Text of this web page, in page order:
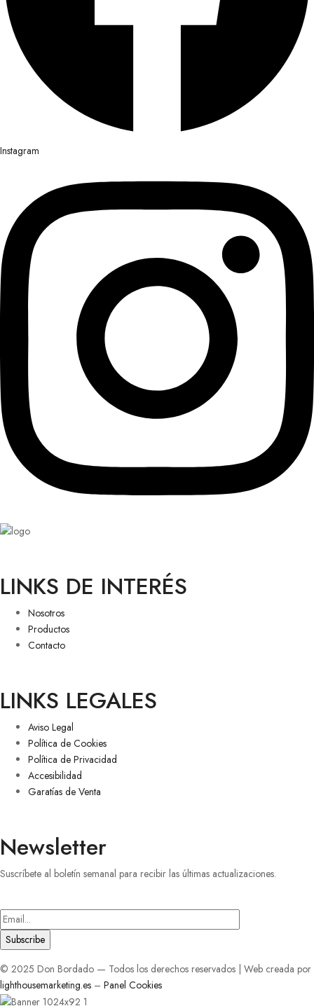
Instagram
LINKS DE INTERÉS
Nosotros
Productos
Contacto
LINKS LEGALES
Aviso Legal
Política de Cookies
Política de Privacidad
Accesibilidad
Garatías de Venta
Newsletter
Suscríbete al boletín semanal para recibir las últimas actualizaciones.
tu
correo
electrónico
© 2025 Don Bordado — Todos los derechos reservados | Web creada por
lighthousemarketing.es – Panel Cookies